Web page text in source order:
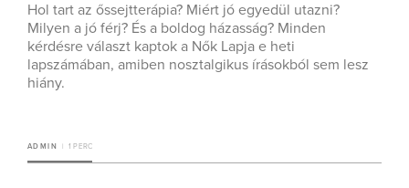
Hol tart az őssejtterápia? Miért jó egyedül utazni?
Milyen a jó férj? És a boldog házasság? Minden
kérdésre választ kaptok a Nők Lapja e heti
lapszámában, amiben nosztalgikus írásokból sem lesz
hiány.
ADMIN 1 PERC